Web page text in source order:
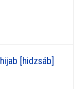
[hidzsáb]